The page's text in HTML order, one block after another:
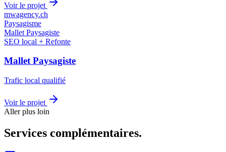
Voir le projet
mwagency.ch
Paysagisme
Mallet Paysagiste
SEO local + Refonte
Mallet Paysagiste
Trafic local qualifié
Voir le projet
Aller plus loin
Services complémentaires.